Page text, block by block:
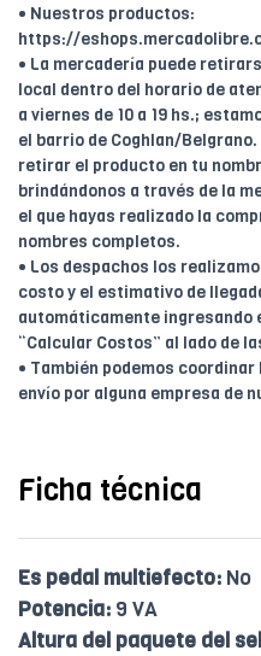
• Nuestros productos:
https://
• La mercadería puede
local dentro del horario de
a viernes de 10 a 19 hs.;
el barrio de Coghlan/
retirar el producto en tu
brindándonos a través de la
el que hayas realizado la
nombres completos.
• Los despachos los
costo y el estimativo de
automáticamente ingresando
“Calcular Costos” al lado de
• También podemos
envío por alguna empresa de
Ficha técnica
Es pedal multiefecto: No
Potencia: 9 VA
Altura del paquete del